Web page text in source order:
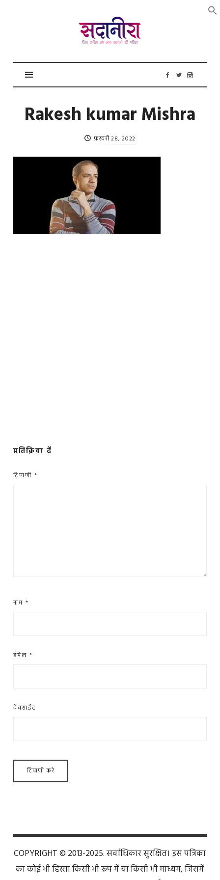
सदानीरा
Rakesh kumar Mishra
फ़रवरी 28, 2022
प्रतिक्रिया दें
टिप्पणी *
नाम *
ईमेल *
वेबसाईट
COPYRIGHT © 2013-2025. सर्वाधिकार सुरक्षित। इस पत्रिका
का कोई भी हिस्सा किसी भी रूप में या किसी भी माध्यम, जिसमें